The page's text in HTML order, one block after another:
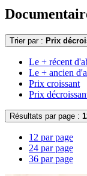
Trier par : Prix
Le + récent
Le + ancien
Prix croissant
Prix
Résultats par page :
12 par page
24 par page
36 par page